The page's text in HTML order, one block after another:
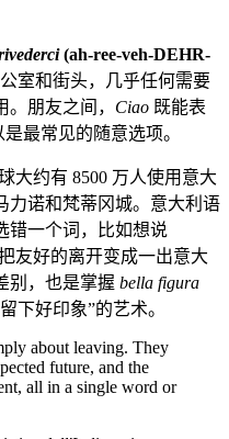
(ah-ree-veh-DEHR-
室和街头，几乎任何需要
朋友之间， Ciao 既能表
最常见的随意选项。
大约有 8500 万人使用意大
力诺和梵蒂冈城。意大利语
错一个词，比如想说
友好的离开变成一出意大
别，也是掌握 bella figura
下好印象”的艺术。
about leaving. They
future, and the
all in a single word or